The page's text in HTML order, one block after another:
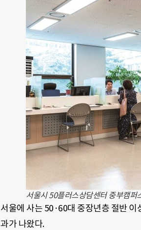
서울시 50플러스상담센터 중부캠퍼
서울에 사는 50·60대 중장년층 절반
과가 나왔다.